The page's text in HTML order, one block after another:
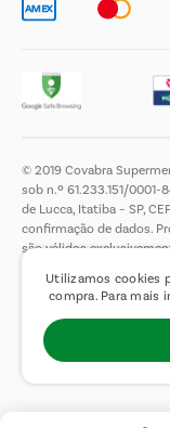
Utilizamos cookies
compra. Para mais
© 2019 Covabra
sob n.º 61.233.151/0001-
de Lucca, Itatiba – SP,
confirmação de dados.
são válidos
de limitar a quantidade
vendemos no atacado.
entrega de bebidas
n.° 8069/90, art. 81,